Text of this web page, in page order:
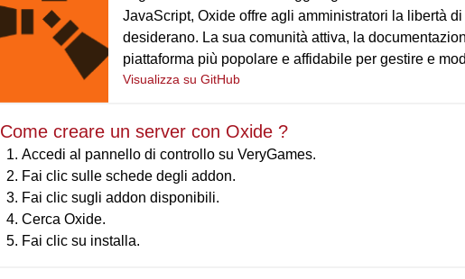
JavaScript, Oxide offre agli amministratori la libertà
desiderano. La sua comunità attiva, la
piattaforma più popolare e affidabile per gestire e
Visualizza su GitHub
Come creare un server con Oxide ?
Accedi al pannello di controllo su VeryGames.
Fai clic sulle schede degli addon.
Fai clic sugli addon disponibili.
Cerca Oxide.
Fai clic su installa.